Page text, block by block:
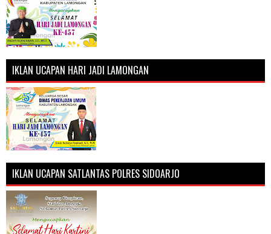
IKLAN UCAPAN HARI JADI LAMONGAN
IKLAN UCAPAN SATLANTAS POLRES SIDOARJO